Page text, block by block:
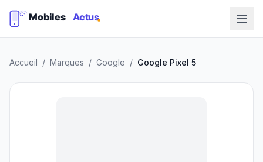
Accueil / Marques / Google / Google Pixel 5